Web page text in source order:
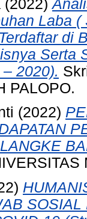
(2022)
Laba
di
Serta
2020).
PALOPO.
(2022)